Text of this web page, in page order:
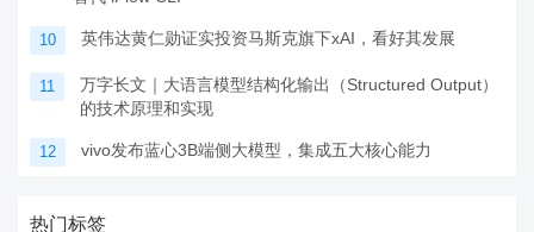
10 英伟达黄仁勋证实投资马斯克旗下xAI，看好其发展
11
万字长文｜大语言模型结构化输出（Structured Output）
的技术原理和实现
12 vivo发布蓝心3B端侧大模型，集成五大核心能力
热门标签